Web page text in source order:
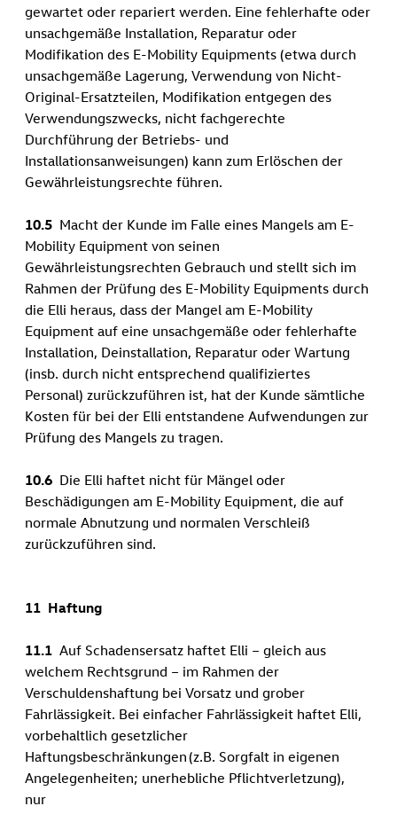
gewartet oder repariert werden. Eine fehlerhafte oder
unsachgemäße Installation, Reparatur oder
Modifikation des E-Mobility Equipments (etwa durch
unsachgemäße Lagerung, Verwendung von Nicht-
Original-Ersatzteilen, Modifikation entgegen des
Verwendungszwecks, nicht fachgerechte
Durchführung der Betriebs- und
Installationsanweisungen) kann zum Erlöschen der
Gewährleistungsrechte führen.
10.5 Macht der Kunde im Falle eines Mangels am E-
Mobility Equipment von seinen
Gewährleistungsrechten Gebrauch und stellt sich im
Rahmen der Prüfung des E-Mobility Equipments durch
die Elli heraus, dass der Mangel am E-Mobility
Equipment auf eine unsachgemäße oder fehlerhafte
Installation, Deinstallation, Reparatur oder Wartung
(insb. durch nicht entsprechend qualifiziertes
Personal) zurückzuführen ist, hat der Kunde sämtliche
Kosten für bei der Elli entstandene Aufwendungen zur
Prüfung des Mangels zu tragen.
10.6 Die Elli haftet nicht für Mängel oder
Beschädigungen am E-Mobility Equipment, die auf
normale Abnutzung und normalen Verschleiß
zurückzuführen sind.
11 Haftung
11.1 Auf Schadensersatz haftet Elli – gleich aus
welchem Rechtsgrund – im Rahmen der
Verschuldenshaftung bei Vorsatz und grober
Fahrlässigkeit. Bei einfacher Fahrlässigkeit haftet Elli,
vorbehaltlich gesetzlicher
Haftungsbeschränkungen (z.B. Sorgfalt in eigenen
Angelegenheiten; unerhebliche Pflichtverletzung),
nur